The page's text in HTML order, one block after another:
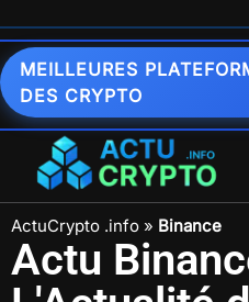
MEILLEURES
DES CRYPTO
ActuCrypto .info » Binance
Actu